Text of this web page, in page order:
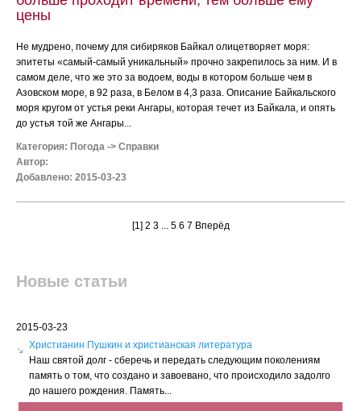
цены
Не мудрено, почему для сибиряков Байкал олицетворяет моря:
эпитеты «самый-самый уникальный» прочно закрепилось за ним. И в
самом деле, что же это за водоем, воды в котором больше чем в
Азовском море, в 92 раза, в Белом в 4,3 раза. Описание Байкальского
моря кругом от устья реки Ангары, которая течет из Байкала, и опять
до устья той же Ангары...
Категория: Погода -> Справки
Автор:
Добавлено: 2015-03-23
[1] 2 3... 5 6 7 Вперёд
Новые статьи
2015-03-23
Христианин Пушкин и христианская литература
Наш святой долг - сберечь и передать следующим поколениям
память о том, что создано и завоевано, что происходило задолго
до нашего рождения. Память...